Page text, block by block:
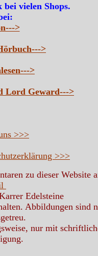
bei vielen Shops.
>
>
>
Lord Geward--->
>>>
>>>
zu dieser Website
Edelsteine
Abbildungen sind
nur mit